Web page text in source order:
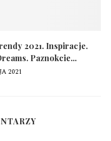
2021. Inspiracje.
Paznokcie...
2021